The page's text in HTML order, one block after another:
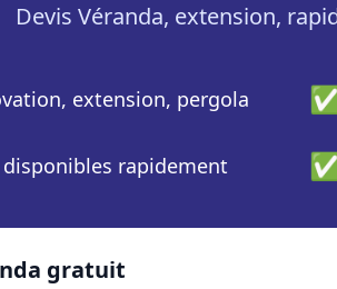
Devis Véranda, extension,
extension, pergola
rapidement
gratuit